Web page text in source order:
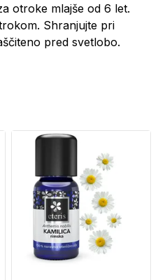
otroke mlajše od 6 let.
Shranjujte pri
pred svetlobo.
olja.
- odgovorna oseba in